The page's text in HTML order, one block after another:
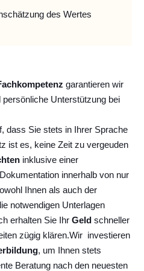
des Wertes
garantieren wir
Unterstützung bei
dass Sie stets in Ihrer Sprache
ist es, keine Zeit zu vergeuden
inklusive einer
innerhalb von nur
Ihnen als auch der
notwendigen Unterlagen
erhalten Sie Ihr Geld schneller
zügig klären.Wir investieren
, um Ihnen stets
Beratung nach den neuesten